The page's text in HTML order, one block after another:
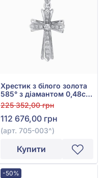
Хрестик з білого золота
585° з діамантом 0,48ct,
арт. 705-003
225 352,00 грн
112 676,00 грн
(арт. 705-003^)
Купити
-50%